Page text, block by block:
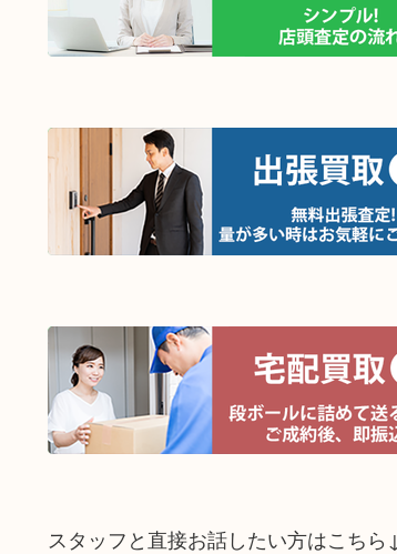
スタッフと直接お話したい方はこちら↓